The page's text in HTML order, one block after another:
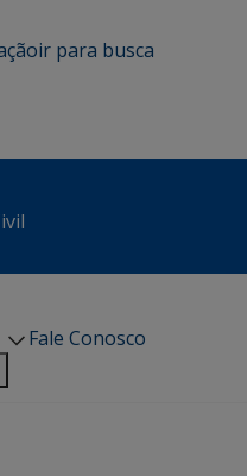
ir para busca
Fale Conosco